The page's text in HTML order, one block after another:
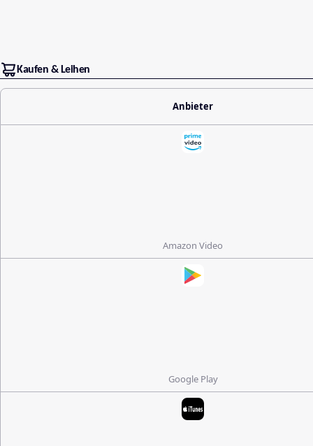
Kaufen & Leihen
Anbieter
Amazon Video
Google Play